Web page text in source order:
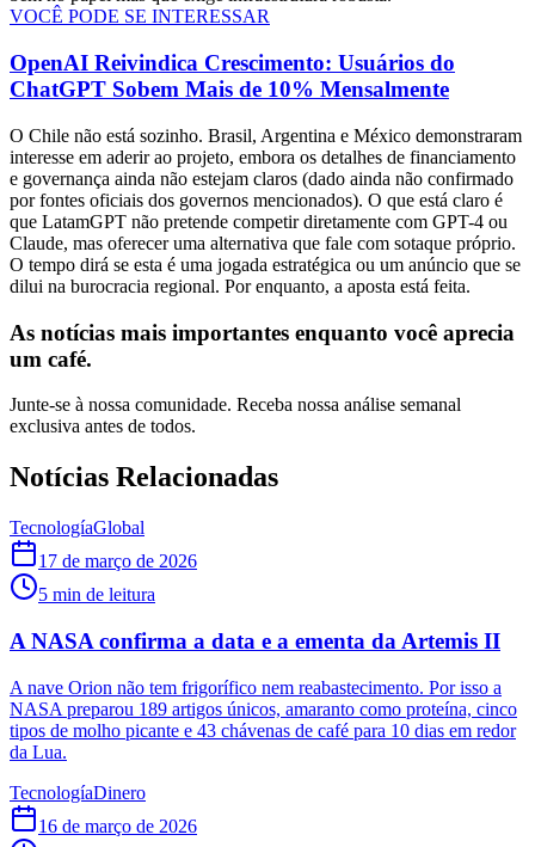
VOCÊ PODE SE INTERESSAR
OpenAI Reivindica Crescimento: Usuários do
ChatGPT Sobem Mais de 10% Mensalmente
O Chile não está sozinho. Brasil, Argentina e México demonstraram
interesse em aderir ao projeto, embora os detalhes de financiamento
e governança ainda não estejam claros (dado ainda não confirmado
por fontes oficiais dos governos mencionados). O que está claro é
que LatamGPT não pretende competir diretamente com GPT-4 ou
Claude, mas oferecer uma alternativa que fale com sotaque próprio.
O tempo dirá se esta é uma jogada estratégica ou um anúncio que se
dilui na burocracia regional. Por enquanto, a aposta está feita.
As notícias mais importantes enquanto você aprecia
um café.
Junte-se à nossa comunidade. Receba nossa análise semanal
exclusiva antes de todos.
Notícias Relacionadas
TecnologíaGlobal
17 de março de 2026
5 min de leitura
A NASA confirma a data e a ementa da Artemis II
A nave Orion não tem frigorífico nem reabastecimento. Por isso a
NASA preparou 189 artigos únicos, amaranto como proteína, cinco
tipos de molho picante e 43 chávenas de café para 10 dias em redor
da Lua.
TecnologíaDinero
16 de março de 2026